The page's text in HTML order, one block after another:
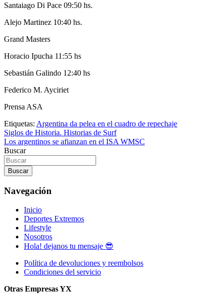
Santaiago Di Pace 09:50 hs.
Alejo Martinez 10:40 hs.
Grand Masters
Horacio Ipucha 11:55 hs
Sebastián Galindo 12:40 hs
Federico M. Ayciriet
Prensa ASA
Etiquetas: Argentina da pelea en el cuadro de repechaje
Navegación
de
entradas
Siglos de Historia. Historias de Surf
Los argentinos se afianzan en el ISA WMSC
Buscar
Buscar
Navegación
Inicio
Deportes Extremos
Lifestyle
Nosotros
Hola! dejanos tu mensaje 😎
Política de devoluciones y reembolsos
Condiciones del servicio
Otras Empresas YX